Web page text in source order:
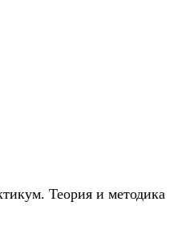
Теория и методика